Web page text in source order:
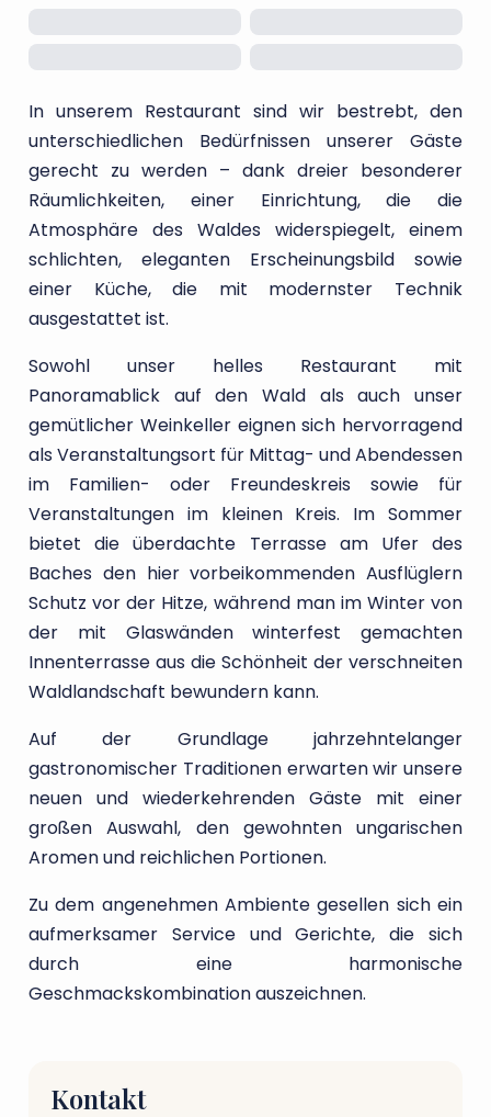
In unserem Restaurant sind wir bestrebt, den
unterschiedlichen Bedürfnissen unserer Gäste
gerecht zu werden – dank dreier besonderer
Räumlichkeiten, einer Einrichtung, die die
Atmosphäre des Waldes widerspiegelt, einem
schlichten, eleganten Erscheinungsbild sowie
einer Küche, die mit modernster Technik
ausgestattet ist.
Sowohl unser helles Restaurant mit
Panoramablick auf den Wald als auch unser
gemütlicher Weinkeller eignen sich hervorragend
als Veranstaltungsort für Mittag- und Abendessen
im Familien- oder Freundeskreis sowie für
Veranstaltungen im kleinen Kreis. Im Sommer
bietet die überdachte Terrasse am Ufer des
Baches den hier vorbeikommenden Ausflüglern
Schutz vor der Hitze, während man im Winter von
der mit Glaswänden winterfest gemachten
Innenterrasse aus die Schönheit der verschneiten
Waldlandschaft bewundern kann.
Auf der Grundlage jahrzehntelanger
gastronomischer Traditionen erwarten wir unsere
neuen und wiederkehrenden Gäste mit einer
großen Auswahl, den gewohnten ungarischen
Aromen und reichlichen Portionen.
Zu dem angenehmen Ambiente gesellen sich ein
aufmerksamer Service und Gerichte, die sich
durch eine harmonische
Geschmackskombination auszeichnen.
Kontakt